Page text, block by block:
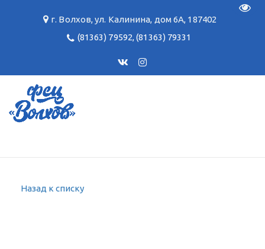
г. Волхов,ул. Калинина, дом 6А, 187402
(81363) 79592,(81363) 79331
Назад к списку